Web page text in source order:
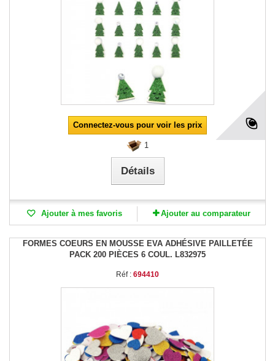
Connectez-vous pour voir les prix
1
Détails
Ajouter à mes favoris Ajouter au comparateur
FORMES COEURS EN MOUSSE EVA ADHÉSIVE PAILLETÉE
PACK 200 PIÈCES 6 COUL. L832975
Réf : 694410